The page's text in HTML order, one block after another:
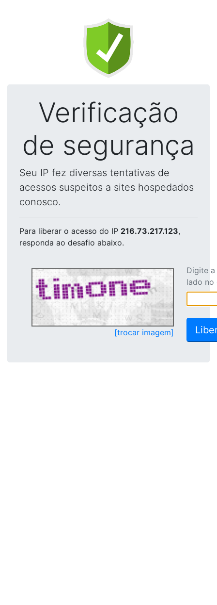
Verificação
de segurança
Seu IP fez diversas tentativas de
acessos suspeitos a sites hospedados
conosco.
Para liberar o acesso do IP 216.73.217.123,
responda ao desafio abaixo.
[trocar imagem]
Digite
lado no